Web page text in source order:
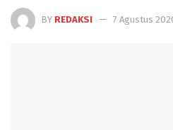
BY REDAKSI 7 Agustus